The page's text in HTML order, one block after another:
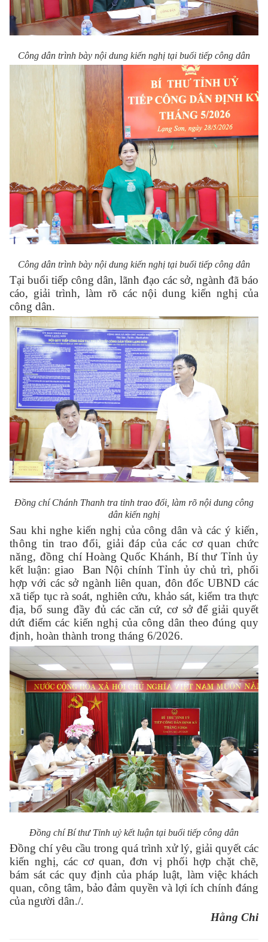
Công dân trình bày nội dung kiến nghị tại buổi tiếp công dân
Công dân trình bày nội dung kiến nghị tại buổi tiếp công dân
Tại buổi tiếp công dân, lãnh đạo các sở, ngành đã báo
cáo, giải trình, làm rõ các nội dung kiến nghị của
công dân.
Đồng chí Chánh Thanh tra tỉnh trao đổi, làm rõ nội dung công
dân kiến nghị
Sau khi nghe kiến nghị của công dân và các ý kiến,
thông tin trao đổi, giải đáp của các cơ quan chức
năng, đồng chí Hoàng Quốc Khánh, Bí thư Tỉnh ủy
kết luận: giao Ban Nội chính Tỉnh ủy chủ trì, phối
hợp với các sở ngành liên quan, đôn đốc UBND các
xã tiếp tục rà soát, nghiên cứu, khảo sát, kiểm tra thực
địa, bổ sung đầy đủ các căn cứ, cơ sở để giải quyết
dứt điểm các kiến nghị của công dân theo đúng quy
định, hoàn thành trong tháng 6/2026.
Đồng chí Bí thư Tỉnh uỷ kết luận tại buổi tiếp công dân
Đồng chí yêu cầu trong quá trình xử lý, giải quyết các
kiến nghị, các cơ quan, đơn vị phối hợp chặt chẽ,
bám sát các quy định của pháp luật, làm việc khách
quan, công tâm, bảo đảm quyền và lợi ích chính đáng
của người dân./.
Hằng Chi